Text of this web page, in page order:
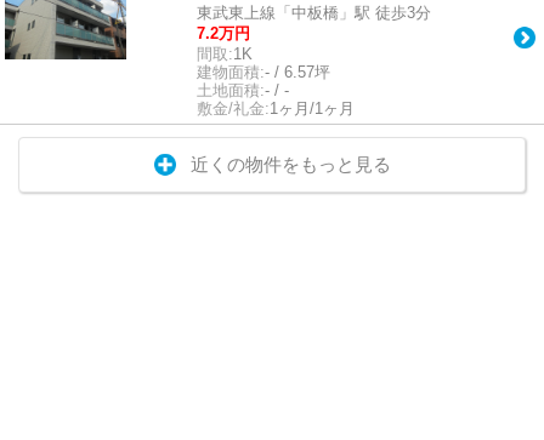
東武東上線「中板橋」駅 徒歩3分
7.2万円
間取:1K
建物面積:- / 6.57坪
土地面積:- / -
敷金/礼金:1ヶ月/1ヶ月
近くの物件をもっと見る